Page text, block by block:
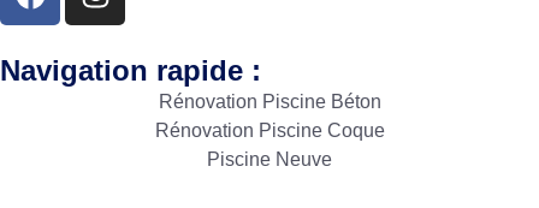
Navigation rapide :
Rénovation Piscine Béton
Rénovation Piscine Coque
Piscine Neuve